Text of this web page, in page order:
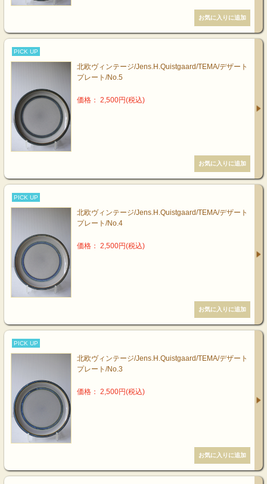
PICK UP
北欧ヴィンテージ/Jens.H.Quistgaard/TEMA/デザート
プレート/No.5
価格： 2,500円(税込)
PICK UP
北欧ヴィンテージ/Jens.H.Quistgaard/TEMA/デザート
プレート/No.4
価格： 2,500円(税込)
PICK UP
北欧ヴィンテージ/Jens.H.Quistgaard/TEMA/デザート
プレート/No.3
価格： 2,500円(税込)